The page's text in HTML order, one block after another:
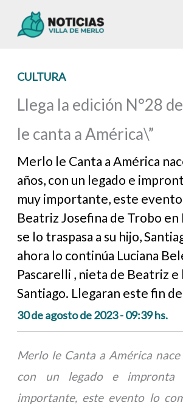
CULTURA
Llega la edición N°28
le canta a América\”
Merlo le Canta a América
años, con un legado e
muy importante, este
Beatriz Josefina de Trobo en
se lo traspasa a su hijo,
ahora lo continúa Luciana
Pascarelli , nieta de Beatriz e
Santiago. Llegaran este fin
30 de agosto de 2023 - 09:39 hs.
Merlo le Canta a América nace
con un legado e impronta
importante, este evento lo